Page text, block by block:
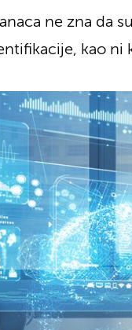
ne zna da
kao ni